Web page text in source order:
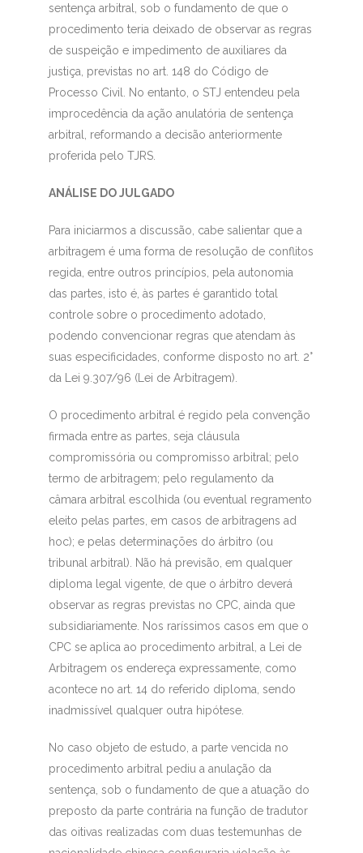
sentença arbitral, sob o fundamento de que o
procedimento teria deixado de observar as regras
de suspeição e impedimento de auxiliares da
justiça, previstas no art. 148 do Código de
Processo Civil. No entanto, o STJ entendeu pela
improcedência da ação anulatória de sentença
arbitral, reformando a decisão anteriormente
proferida pelo TJRS.
ANÁLISE DO JULGADO
Para iniciarmos a discussão, cabe salientar que a
arbitragem é uma forma de resolução de conflitos
regida, entre outros princípios, pela autonomia
das partes, isto é, às partes é garantido total
controle sobre o procedimento adotado,
podendo convencionar regras que atendam às
suas especificidades, conforme disposto no art. 2°
da Lei 9.307/96 (Lei de Arbitragem).
O procedimento arbitral é regido pela convenção
firmada entre as partes, seja cláusula
compromissória ou compromisso arbitral; pelo
termo de arbitragem; pelo regulamento da
câmara arbitral escolhida (ou eventual regramento
eleito pelas partes, em casos de arbitragens ad
hoc); e pelas determinações do árbitro (ou
tribunal arbitral). Não há previsão, em qualquer
diploma legal vigente, de que o árbitro deverá
observar as regras previstas no CPC, ainda que
subsidiariamente. Nos raríssimos casos em que o
CPC se aplica ao procedimento arbitral, a Lei de
Arbitragem os endereça expressamente, como
acontece no art. 14 do referido diploma, sendo
inadmissível qualquer outra hipótese.
No caso objeto de estudo, a parte vencida no
procedimento arbitral pediu a anulação da
sentença, sob o fundamento de que a atuação do
preposto da parte contrária na função de tradutor
das oitivas realizadas com duas testemunhas de